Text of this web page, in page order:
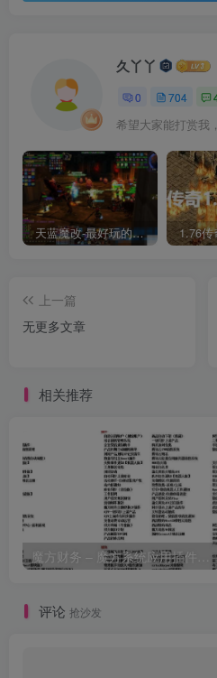
久丫丫
0 704
希望大家能打赏我
天蓝魔改-最好玩的魔兽世界巫妖王V335精品单机端【最智能的机器人】
上一篇
无更多文章
相关推荐
魔方财务 – 魔方系统应用插件_共有100+款插件
评论 抢沙发